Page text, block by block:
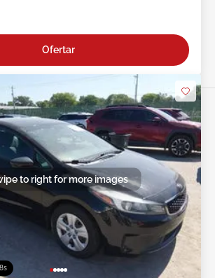
Ofertar
to right for more images